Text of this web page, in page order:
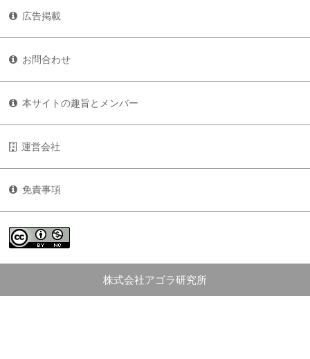
広告掲載
お問合わせ
本サイトの趣旨とメンバー
運営会社
免責事項
株式会社アゴラ研究所